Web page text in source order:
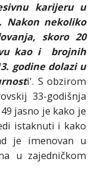
karijeru u
Nakon nekoliko
skoro 20
kao i brojnih
godine dolazi u
i'. S obzirom
33-godišnja
jasno je kako je
istaknuti i kako
je imenovan u
u zajedničkom